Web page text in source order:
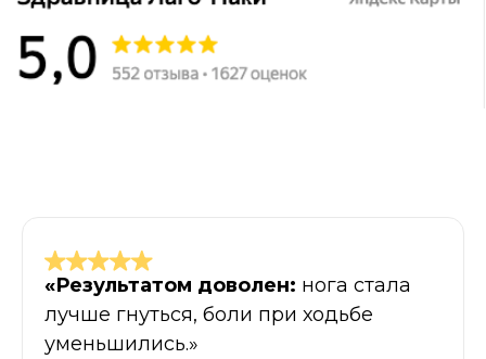
«Результатом доволен: нога стала
лучше гнуться, боли при ходьбе
уменьшились.»